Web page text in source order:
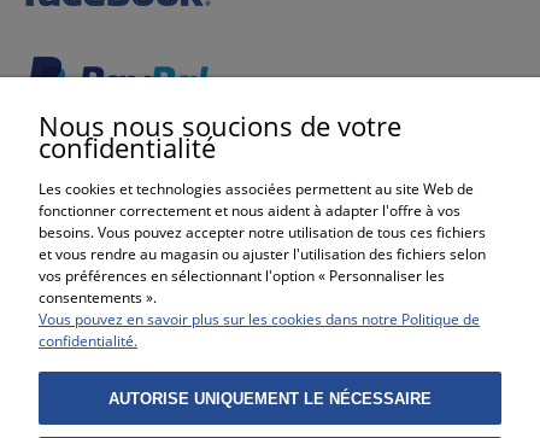
AIDE
Nous nous soucions de votre
confidentialité
Les cookies et technologies associées permettent au site Web de
fonctionner correctement et nous aident à adapter l'offre à vos
besoins. Vous pouvez accepter notre utilisation de tous ces fichiers
et vous rendre au magasin ou ajuster l'utilisation des fichiers selon
vos préférences en sélectionnant l'option « Personnaliser les
consentements ».
Vous pouvez en savoir plus sur les cookies dans notre Politique de
confidentialité.
AUTORISE UNIQUEMENT LE NÉCESSAIRE